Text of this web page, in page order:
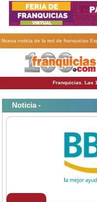
Nueva noticia de la red de franquicias
Franquicias. Las
Noticia -